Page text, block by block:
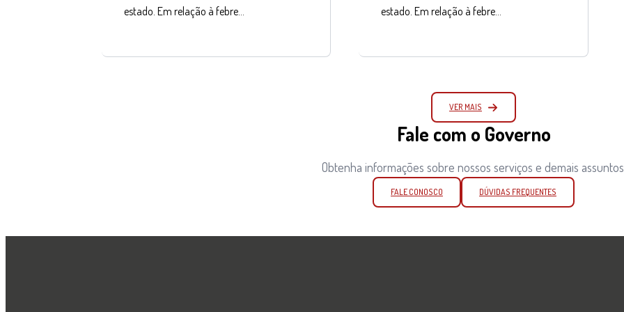
estado. Em relação à febre… estado. Em relação à febre…
VER MAIS
Fale com o Governo
Obtenha informações sobre nossos serviços e demais
FALE CONOSCO DÚVIDAS FREQUENTES